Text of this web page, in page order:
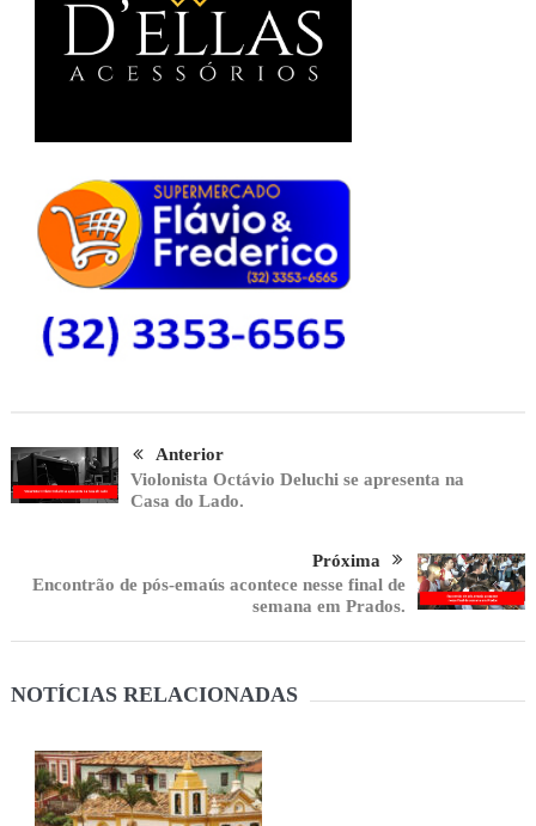
Anterior
Violonista Octávio Deluchi se apresenta na
Casa do Lado.
Próxima
Encontrão de pós-emaús acontece nesse final de
semana em Prados.
NOTÍCIAS RELACIONADAS